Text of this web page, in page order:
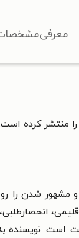
معرفی
منتشر کرده
و مشهور شدن
است.